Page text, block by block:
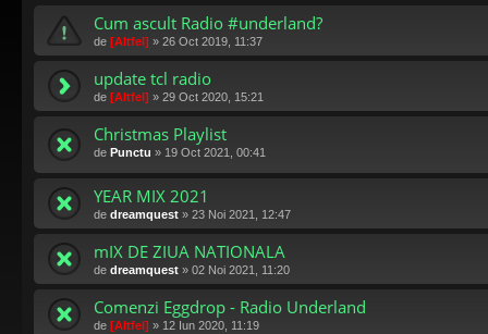
Cum ascult Radio #underland?
de [Altfel] » 26 Oct 2019, 11:37
update tcl radio
de [Altfel] » 29 Oct 2020, 15:21
Christmas Playlist
de Punctu » 19 Oct 2021, 00:41
YEAR MIX 2021
de dreamquest » 23 Noi 2021, 12:47
mIX DE ZIUA NATIONALA
de dreamquest » 02 Noi 2021, 11:20
Comenzi Eggdrop - Radio Underland
de [Altfel] » 12 Iun 2020, 11:19